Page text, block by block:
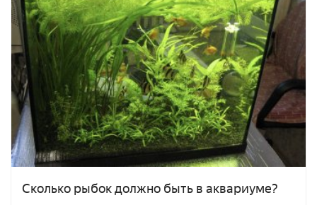
Сколько рыбок должно быть в аквариуме?